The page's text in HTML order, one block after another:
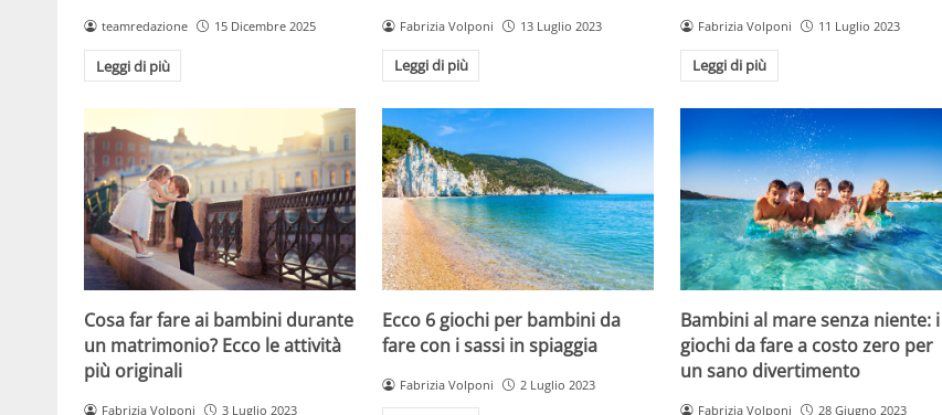
teamredazione 15 Dicembre 2025
Leggi di più
Fabrizia Volponi 13 Luglio 2023
Leggi di più
Fabrizia Volponi 11 Luglio 2023
Leggi di più
Cosa far fare ai bambini durante
un matrimonio? Ecco le attività
più originali
Fabrizia Volponi 3 Luglio 2023
Ecco 6 giochi per bambini da
fare con i sassi in spiaggia
Fabrizia Volponi 2 Luglio 2023
Bambini al mare senza niente: i
giochi da fare a costo zero per
un sano divertimento
Fabrizia Volponi 28 Giugno 2023